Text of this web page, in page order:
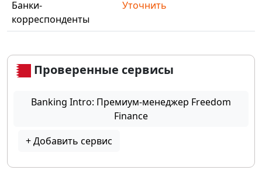
Банки-
корреспонденты
Уточнить
Проверенные сервисы
Banking Intro: Премиум-менеджер Freedom
Finance
+ Добавить сервис